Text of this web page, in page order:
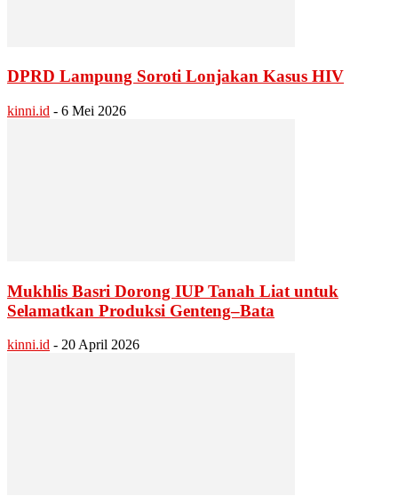
DPRD Lampung Soroti Lonjakan Kasus HIV
kinni.id - 6 Mei 2026
Mukhlis Basri Dorong IUP Tanah Liat untuk
Selamatkan Produksi Genteng–Bata
kinni.id - 20 April 2026